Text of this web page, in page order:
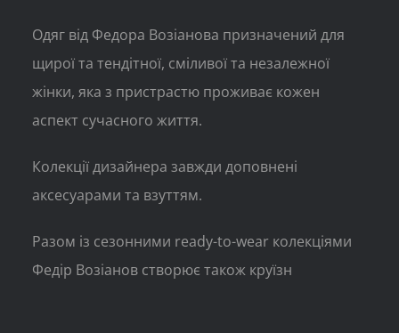
Одяг від Федора Возіанова призначений для
щирої та тендітної, сміливої та незалежної
жінки, яка з пристрастю проживає кожен
аспект сучасного життя.
Колекції дизайнера завжди доповнені
аксесуарами та взуттям.
Разом із сезонними ready-to-wear колекціями
Федір Возіанов створює також круїзн